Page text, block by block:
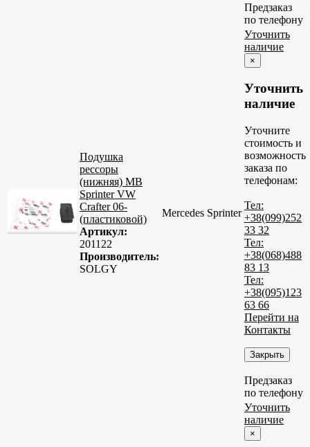
Предзаказ
по телефону
Подушка
рессоры
(нижняя) MB
Sprinter VW
Crafter 06-
(пластиковой)
Артикул:
201122
Производитель:
SOLGY
Mercedes Sprinter
Уточнить
наличие
×
Уточнить
наличие
Уточните
стоимость и
возможность
заказа по
телефонам:
Тел:
+38(099)252
33 32
Тел:
+38(068)488
83 13
Тел:
+38(095)123
63 66
Перейти на
Контакты
Закрыть
Предзаказ
по телефону
Уточнить
наличие
×